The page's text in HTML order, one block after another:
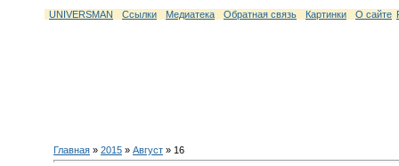
UNIVERSMAN Ссылки Медиатека Обратная связь Картинки О сайте
Главная » 2015 » Август » 16